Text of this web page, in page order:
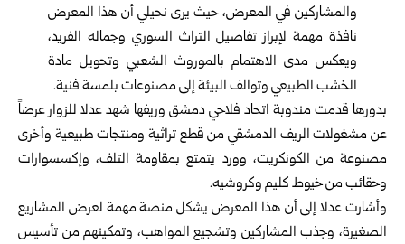
والمشاركين في المعرض، حيث يرى نحيلي أن هذا المعرض
نافذة مهمة لإبراز تفاصيل التراث السوري وجماله الفريد،
ويعكس مدى الاهتمام بالموروث الشعبي وتحويل مادة
الخشب الطبيعي وتوالف البيئة إلى مصنوعات بلمسة فنية.
بدورها قدمت مندوبة اتحاد فلاحي دمشق وريفها شهد عدلا للزوار عرضاً
عن مشغولات الريف الدمشقي من قطع تراثية ومنتجات طبيعية وأخرى
مصنوعة من الكونكريت، وورد يتمتع بمقاومة التلف، وإكسسوارات
وحقائب من خيوط كليم وكروشيه.
وأشارت عدلا إلى أن هذا المعرض يشكل منصة مهمة لعرض المشاريع
الصغيرة، وجذب المشاركين وتشجيع المواهب، وتمكينهم من تأسيس